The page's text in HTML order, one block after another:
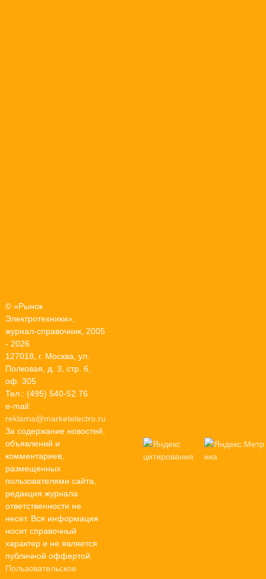
© «Рынок
Электротехники»,
журнал-справочник, 2005
- 2026
127018, г. Москва, ул.
Полковая, д. 3, стр. 6,
оф. 305
Тел.: (495) 540-52 76
e-mail:
reklama@marketelectro.ru
За содержание новостей,
объявлений и
комментариев,
размещенных
пользователями сайта,
редакция журнала
ответственности не
несет. Вся информация
носит справочный
характер и не является
публичной оффертой.
Пользовательское